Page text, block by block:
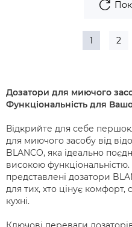
1 2
Дозатори для миючого
Функціональність для
Відкрийте для себе
для миючого засобу від
BLANCO, яка ідеально
високою
представлені дозатори
для тих, хто цінує комфорт,
кухні.